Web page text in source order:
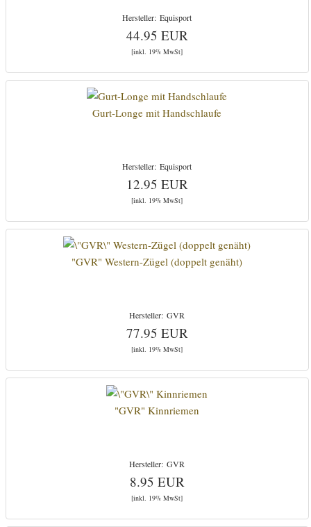
Equisport
44.95 EUR
[inkl. 19% MwSt]
Gurt-Longe mit Handschlaufe
Equisport
12.95 EUR
[inkl. 19% MwSt]
"GVR" Western-Zügel (doppelt genäht)
GVR
77.95 EUR
[inkl. 19% MwSt]
"GVR" Kinnriemen
GVR
8.95 EUR
[inkl. 19% MwSt]